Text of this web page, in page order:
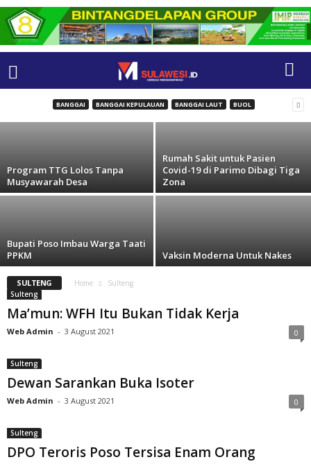
BANGGAI BANGGAI KEPULAUAN BANGGAI LAUT BUOL
Innalillahi Wainnailaihi Raajiun, Ketua
Utama Alkhairaat, HS Saggaf Aljufri
Meninggal Dunia
metro sulawesi - 3 August 2021
Program TTG Lolos Tanpa
Musyawarah Desa
Rumah Sakit untuk Pasien
Covid-19 di Parimo Dibagi Tiga
Zona
Bupati Poso Imbau Warga Taati
PPKM
Vaksin Moderna Untuk Nakes
SULTENG Home
Sulteng
Sulteng
Ma’mun: WFH Itu Bukan Tidak Kerja
Web Admin - 3 August 2021 0
Sulteng
Dewan Sarankan Buka Isoter
Web Admin - 3 August 2021 0
Sulteng
DPO Teroris Poso Tersisa Enam Orang